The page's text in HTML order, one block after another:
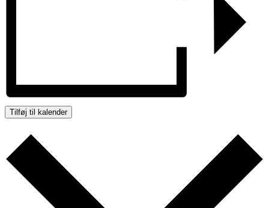
Tilføj til kalender